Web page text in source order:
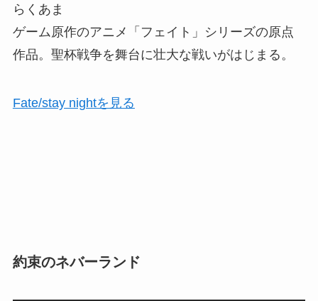
らくあま
ゲーム原作のアニメ「フェイト」シリーズの原点
作品。聖杯戦争を舞台に壮大な戦いがはじまる。
Fate/stay nightを見る
約束のネバーランド